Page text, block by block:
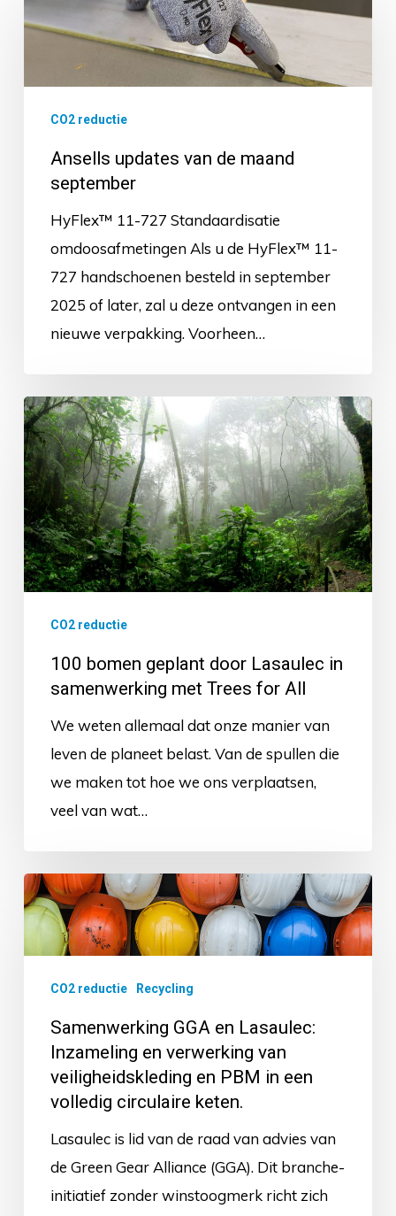
updates
september
CO2 reductie
Ansells updates van de maand
september
HyFlex™ 11-727 Standaardisatie
omdoosafmetingen Als u de HyFlex™ 11-
727 handschoenen besteld in september
2025 of later, zal u deze ontvangen in een
nieuwe verpakking. Voorheen…
100
bomen
geplant
door
Lasaulec
in
samenwerking
CO2 reductie
100 bomen geplant door Lasaulec in
samenwerking met Trees for All
We weten allemaal dat onze manier van
leven de planeet belast. Van de spullen die
we maken tot hoe we ons verplaatsen,
veel van wat…
Samenwerking
GGA
en
verwerking
veiligheidskleding
PBM
CO2 reductie Recycling
Samenwerking GGA en Lasaulec:
Inzameling en verwerking van
veiligheidskleding en PBM in een
volledig circulaire keten.
Lasaulec is lid van de raad van advies van
de Green Gear Alliance (GGA). Dit branche-
initiatief zonder winstoogmerk richt zich